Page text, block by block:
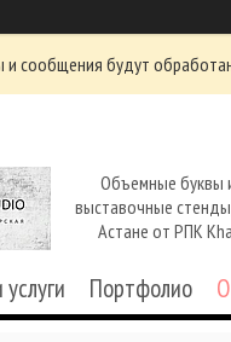
и сообщения будут
Объемные буквы
выставочные
Астане от РПК
Портфолио